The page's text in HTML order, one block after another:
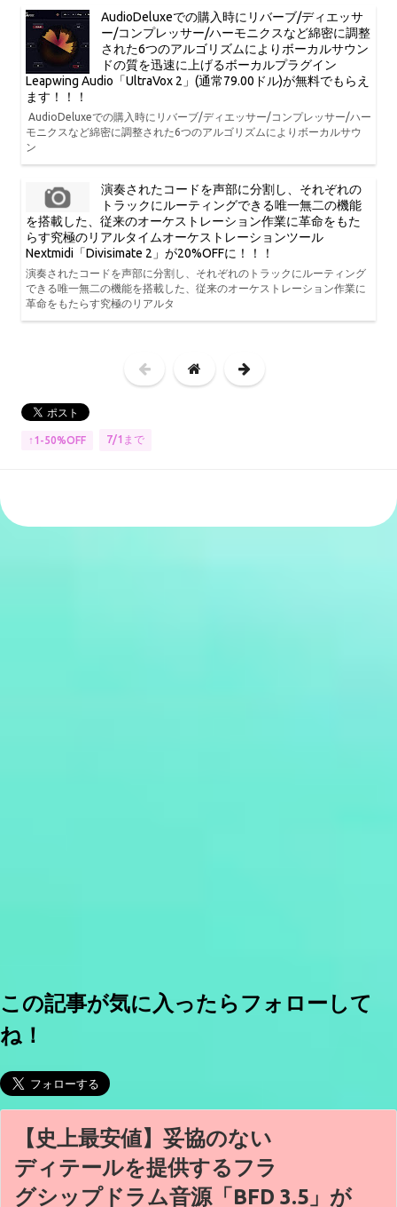
AudioDeluxeでの購入時にリバーブ/ディエッサ
ー/コンプレッサー/ハーモニクスなど綿密に調整
された6つのアルゴリズムによりボーカルサウン
ドの質を迅速に上げるボーカルプラグイン
Leapwing Audio「UltraVox 2」(通常79.00ドル)が無料でもらえ
ます！！！
AudioDeluxeでの購入時にリバーブ/ディエッサー/コンプレッサー/ハー
モニクスなど綿密に調整された6つのアルゴリズムによりボーカルサウ
ン
演奏されたコードを声部に分割し、それぞれの
トラックにルーティングできる唯一無二の機能
を搭載した、従来のオーケストレーション作業に革命をもた
らす究極のリアルタイムオーケストレーションツール
Nextmidi「Divisimate 2」が20%OFFに！！！
演奏されたコードを声部に分割し、それぞれのトラックにルーティング
できる唯一無二の機能を搭載した、従来のオーケストレーション作業に
革命をもたらす究極のリアルタ
↑1-50%OFF 7/1まで
この記事が気に入ったらフォローして
ね！
【史上最安値】妥協のない
ディテールを提供するフラ
グシップドラム音源「BFD 3.5」が